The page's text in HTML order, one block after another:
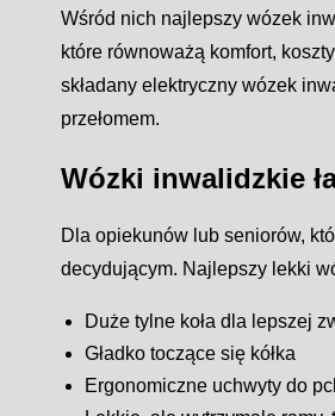
Wśród nich najlepszy wózek
które równoważą komfort,
składany elektryczny wózek
przełomem.
Wózki inwalidzkie
Dla opiekunów lub seniorów,
decydującym. Najlepszy lekki
Duże tylne koła dla lepszej
Gładko toczące się kółka
Ergonomiczne uchwyty do